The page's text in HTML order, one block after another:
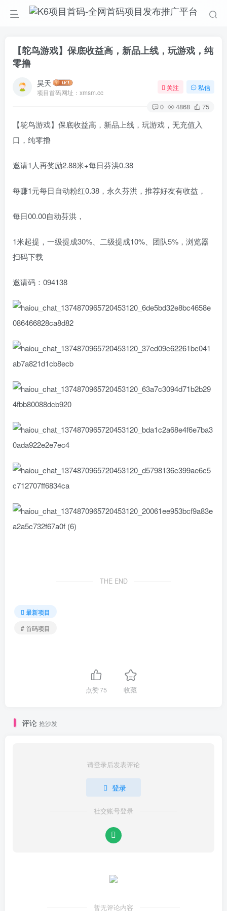
【鸵鸟游戏】保底收益高，新品上线，玩游戏，纯
零撸
昊天
项目首码网址：xmsm.cc
关注 私信
0 4868 75
【鸵鸟游戏】保底收益高，新品上线，玩游戏，无充值入
口，纯零撸
邀请1人再奖励2.88米+每日芬洪0.38
每赚1元每日自动粉红0.38，永久芬洪，推荐好友有收益，
每日00.00自动芬洪，
1米起提，一级提成30%、二级提成10%、团队5%，浏览器
扫码下载
邀请码：094138
THE END
最新项目
# 首码项目
点赞75 收藏
评论 抢沙发
请登录后发表评论
登录
社交账号登录
暂无评论内容